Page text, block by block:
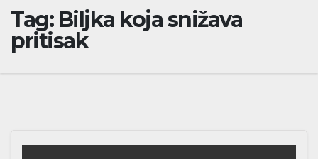
Tag: Biljka koja snižava
pritisak